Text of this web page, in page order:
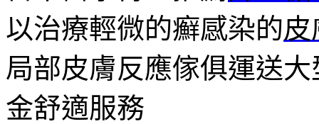
以治療輕微的癬感染的皮
局部皮膚反應傢俱運送大
金舒適服務